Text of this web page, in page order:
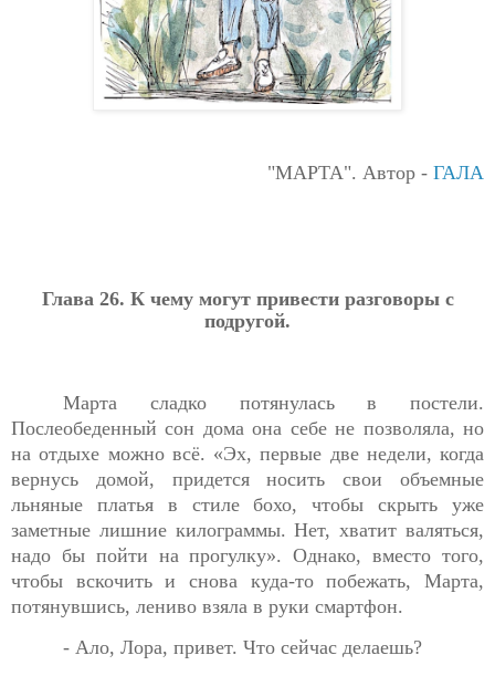
"МАРТА". Автор - ГАЛА
Глава 26. К чему могут привести разговоры с
подругой.
Марта сладко потянулась в постели.
Послеобеденный сон дома она себе не позволяла, но
на отдыхе можно всё. «Эх, первые две недели, когда
вернусь домой, придется носить свои объемные
льняные платья в стиле бохо, чтобы скрыть уже
заметные лишние килограммы. Нет, хватит валяться,
надо бы пойти на прогулку». Однако, вместо того,
чтобы вскочить и снова куда-то побежать, Марта,
потянувшись, лениво взяла в руки смартфон.
- Ало, Лора, привет. Что сейчас делаешь?